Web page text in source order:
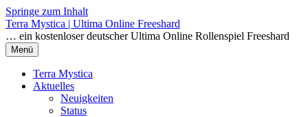
Springe zum Inhalt
Terra Mystica | Ultima Online Freeshard
… ein kostenloser deutscher Ultima Online Rollenspiel Freeshard
Menü
Terra Mystica
Aktuelles
Neuigkeiten
Status